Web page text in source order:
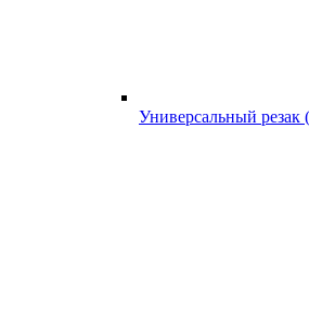
Универсальный резак